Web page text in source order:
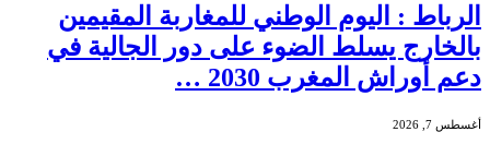
الرباط : اليوم الوطني للمغاربة المقيمين
بالخارج يسلط الضوء على دور الجالية في
دعم أوراش المغرب 2030 …
أغسطس 7, 2026